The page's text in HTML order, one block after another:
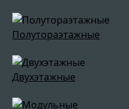
Полутораэтажные
Двухэтажные